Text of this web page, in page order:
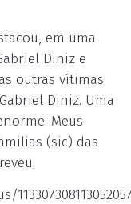
em uma
Diniz e
outras vítimas.
Diniz. Uma
Meus
(sic) das